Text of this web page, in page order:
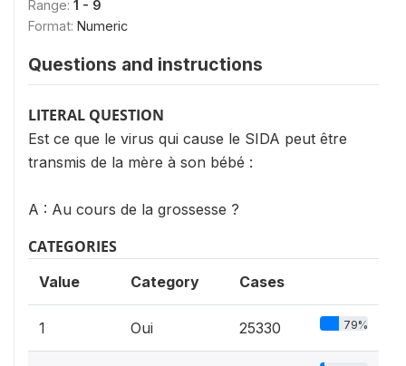
Range: 1 - 9
Format: Numeric
Questions and instructions
LITERAL QUESTION
Est ce que le virus qui cause le SIDA peut être
transmis de la mère à son bébé :
A : Au cours de la grossesse ?
CATEGORIES
Value Category Cases
1 Oui 25330 79%